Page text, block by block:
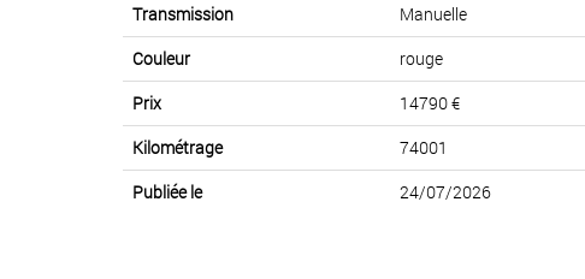
Transmission
Manuelle
Couleur
rouge
Prix
14790 €
Kilométrage
74001
Publiée le
24/07/2026